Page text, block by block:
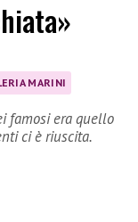
MARINI
famosi era quello
ci è riuscita.